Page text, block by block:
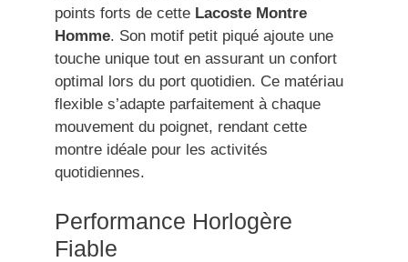
points forts de cette Lacoste Montre
Homme. Son motif petit piqué ajoute une
touche unique tout en assurant un confort
optimal lors du port quotidien. Ce matériau
flexible s’adapte parfaitement à chaque
mouvement du poignet, rendant cette
montre idéale pour les activités
quotidiennes.
Performance Horlogère
Fiable